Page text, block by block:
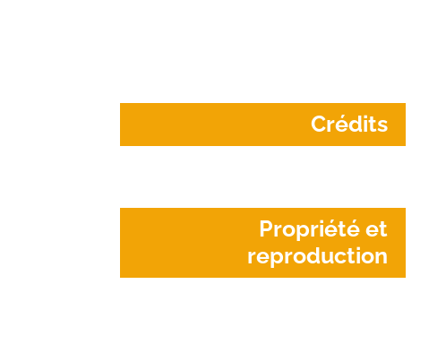
Crédits
Propriété et
reproduction